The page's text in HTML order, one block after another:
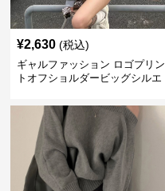
¥2,630 (税込)
ギャルファッション ロゴプリン
トオフショルダービッグシルエ